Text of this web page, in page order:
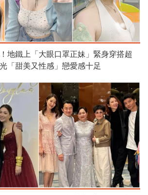
地鐵上「大眼口罩正妹」緊身穿搭超
「甜美又性感」戀愛感十足